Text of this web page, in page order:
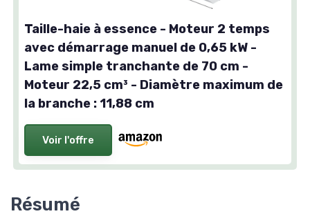
Taille-haie à essence - Moteur 2 temps
avec démarrage manuel de 0,65 kW -
Lame simple tranchante de 70 cm -
Moteur 22,5 cm³ - Diamètre maximum de
la branche : 11,88 cm
Voir l'offre
Résumé